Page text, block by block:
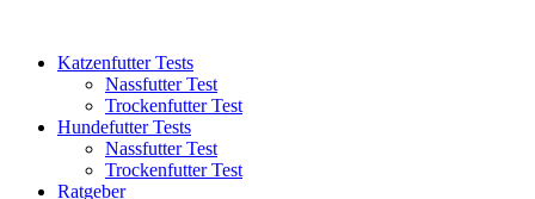
Katzenfutter Tests
Nassfutter Test
Trockenfutter Test
Hundefutter Tests
Nassfutter Test
Trockenfutter Test
Ratgeber